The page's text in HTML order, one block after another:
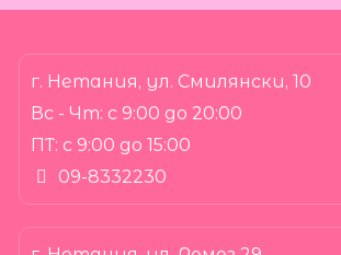
г. Нетания, ул. Смилянски, 10
Вс - Чт: с 9:00 до 20:00
ПТ: с 9:00 до 15:00
09-8332230